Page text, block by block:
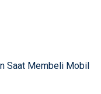
Saat Membeli Mobil